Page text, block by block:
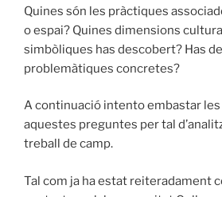
Quines són les pràctiques
o espai? Quines dimensions
simbòliques has descobert? Has
problemàtiques concretes?
A continuació intento embastar
aquestes preguntes per tal
treball de camp.
Tal com ja ha estat reiteradament